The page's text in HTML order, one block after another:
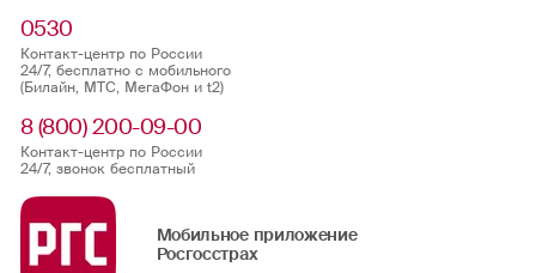
0530
Контакт-центр по России
24/7, бесплатно с мобильного
(Билайн, МТС, МегаФон и t2)
8 (800) 200-09-00
Контакт-центр по России
24/7, звонок бесплатный
Мобильное приложение
Росгосстрах